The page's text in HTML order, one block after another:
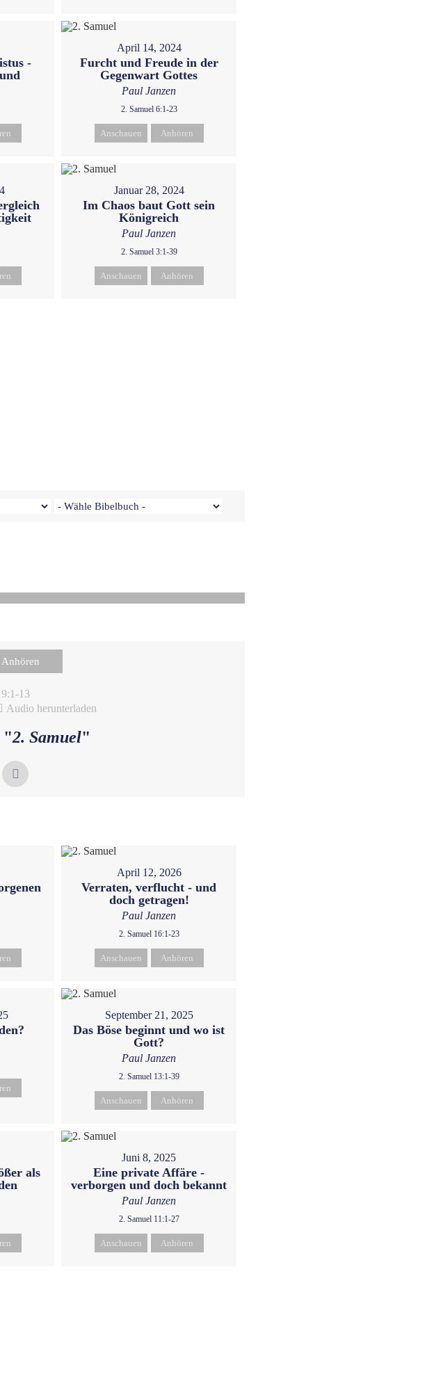
-
April 14, 2024
Furcht und Freude in der
Gegenwart Gottes
Paul Janzen
2. Samuel 6:1-23
Anschauen Anhören
Januar 28, 2024
Im Chaos baut Gott sein
Königreich
Paul Janzen
2. Samuel 3:1-39
Anschauen Anhören
Anhören
13
Audio herunterladen
"2. Samuel"
April 12, 2026
Verraten, verflucht - und
doch getragen!
Paul Janzen
2. Samuel 16:1-23
Anschauen Anhören
September 21, 2025
Das Böse beginnt und wo ist
Gott?
Paul Janzen
2. Samuel 13:1-39
Anschauen Anhören
als
Juni 8, 2025
Eine private Affäre -
verborgen und doch bekannt
Paul Janzen
2. Samuel 11:1-27
Anschauen Anhören